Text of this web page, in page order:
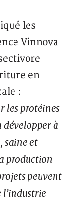
les
Vinnova
en
:
les protéines
à
saine et
production
peuvent